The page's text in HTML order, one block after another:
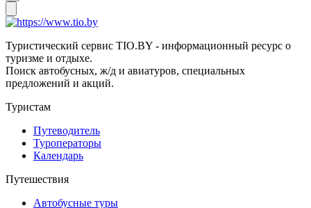
Туристический сервис TIO.BY - информационный ресурс о
туризме и отдыхе.
Поиск автобусных, ж/д и авиатуров, специальных
предложений и акций.
Туристам
Путеводитель
Туроператоры
Календарь
Путешествия
Автобусные туры